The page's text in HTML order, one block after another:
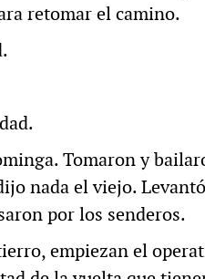
retomar el camino.
Tomaron y
nada el viejo.
por los senderos.
empiezan el